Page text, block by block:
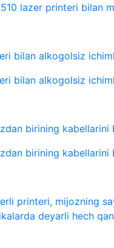
lazer printeri bilan
bilan alkogolsiz
bilan alkogolsiz
birining kabellarini
birining kabellarini
printeri, mijozning
deyarli hech